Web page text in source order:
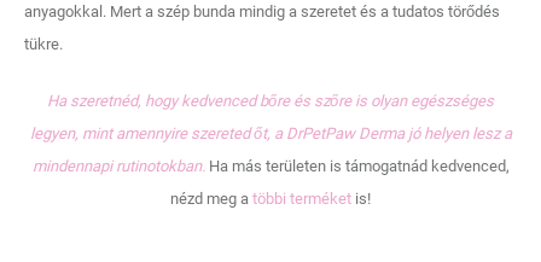
anyagokkal. Mert a szép bunda mindig a szeretet és a tudatos törődés
tükre.
Ha szeretnéd, hogy kedvenced bőre és szőre is olyan egészséges
legyen, mint amennyire szereted őt, a DrPetPaw Derma jó helyen lesz a
mindennapi rutinotokban. Ha más területen is támogatnád kedvenced,
nézd meg a többi terméket is!